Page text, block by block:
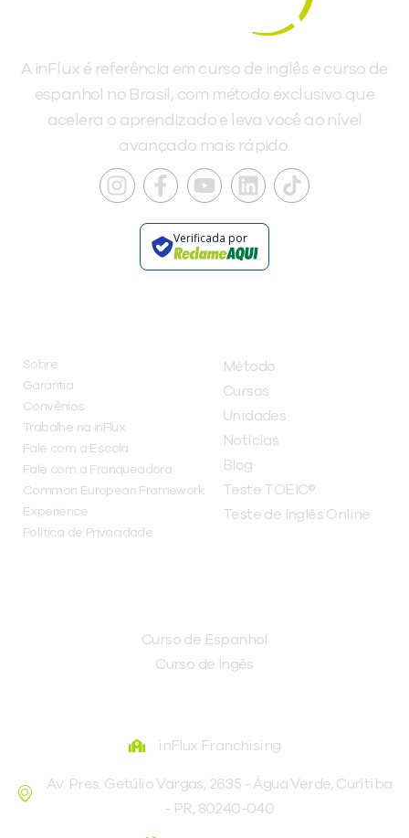
A inFlux é referência em curso de inglês e curso de
espanhol no Brasil, com método exclusivo que
acelera o aprendizado e leva você ao nível
avançado mais rápido.
Verificada por
Sobre
Garantia
Convênios
Trabalhe na inFlux
Fale com a Escola
Fale com a Franqueadora
Common European Framework
Experience
Política de Privacidade
Método
Cursos
Unidades
Notícias
Blog
Teste TOEIC®
Teste de Inglês Online
Curso de Espanhol
Curso de Ingês
inFlux Franchising
Av. Pres. Getúlio Vargas, 2635 - Água Verde, Curitiba
- PR, 80240-040